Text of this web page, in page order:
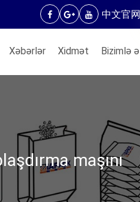
中文官网
Xəbərlər Xidmət Bizimlə
maşını